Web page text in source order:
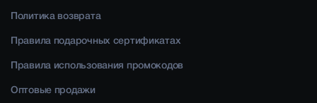
Политика возврата
Правила подарочных сертификатах
Правила использования промокодов
Оптовые продажи